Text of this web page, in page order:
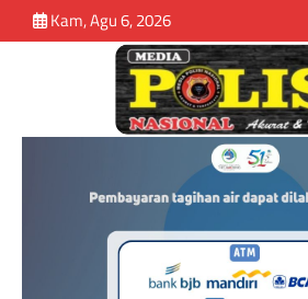
Kam, Agu 6, 2026